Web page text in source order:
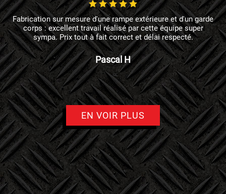
Fabrication sur mesure d'une rampe extérieure et d'un garde
corps : excellent travail réalisé par cette équipe super
sympa. Prix tout à fait correct et délai respecté.
Pascal H
EN VOIR PLUS